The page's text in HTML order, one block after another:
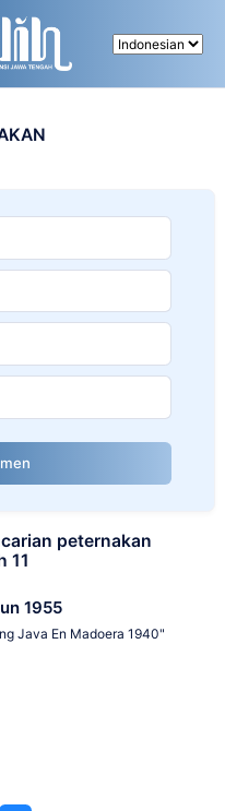
peternakan
11
1955
Java En Madoera 1940"